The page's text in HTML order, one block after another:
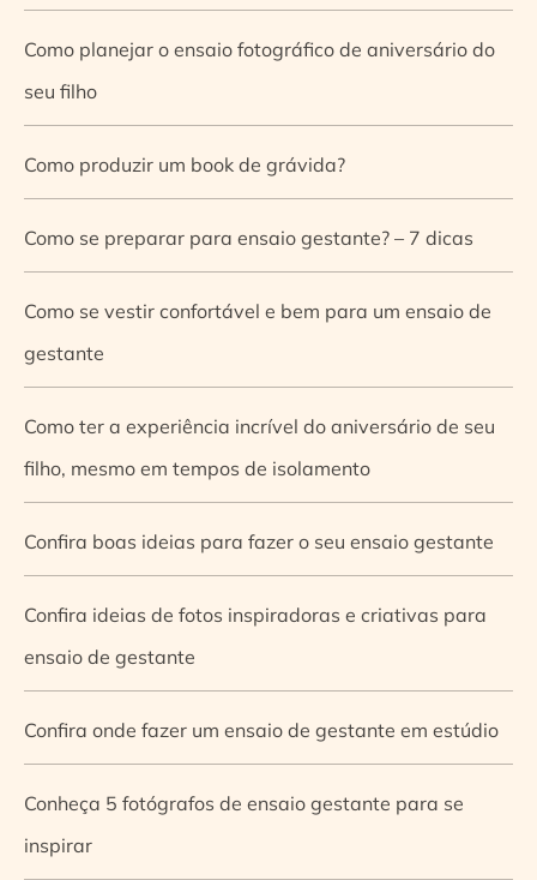
Como planejar o ensaio fotográfico de aniversário do
seu filho
Como produzir um book de grávida?
Como se preparar para ensaio gestante? – 7 dicas
Como se vestir confortável e bem para um ensaio de
gestante
Como ter a experiência incrível do aniversário de seu
filho, mesmo em tempos de isolamento
Confira boas ideias para fazer o seu ensaio gestante
Confira ideias de fotos inspiradoras e criativas para
ensaio de gestante
Confira onde fazer um ensaio de gestante em estúdio
Conheça 5 fotógrafos de ensaio gestante para se
inspirar